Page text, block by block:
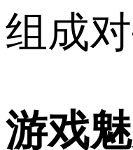
组成
游戏魅